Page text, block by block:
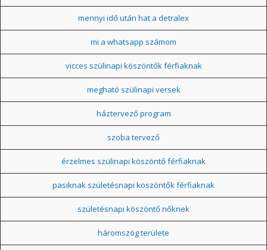
mennyi idő után hat a detralex
mi a whatsapp számom
vicces szülinapi köszöntők férfiaknak
megható szülinapi versek
háztervező program
szoba tervező
érzelmes szülinapi köszöntő férfiaknak
pasiknak születésnapi köszöntők férfiaknak
születésnapi köszöntő nőknek
háromszög területe